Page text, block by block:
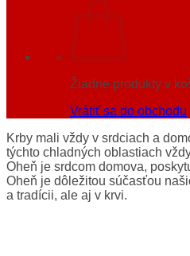
Žiadne produkty v
Vrátiť sa do obchodu
Krby mali vždy v srdciach a
týchto chladných oblastiach
Oheň je srdcom domova,
Oheň je dôležitou súčasťou
a tradícii, ale aj v krvi.